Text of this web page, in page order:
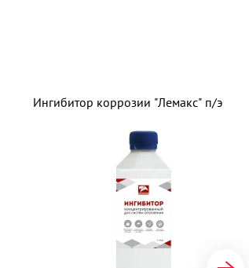
Ингибитор коррозии "Лемакс" п/э 1кг